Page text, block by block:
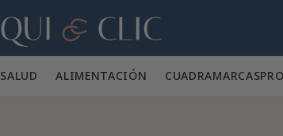
Hogar
SALUD ✨ALIMENTACIÓN 🥕 CUADRAMARCAS